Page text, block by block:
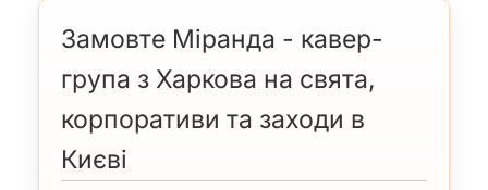
Замовте Міранда - кавер-
група з Харкова на свята,
корпоративи та заходи в
Києві